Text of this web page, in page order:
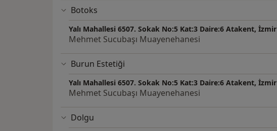
Botoks
Yalı Mahallesi 6507. Sokak No:5 Kat:3 Daire:6 Atakent, İzmir
Mehmet Sucubaşı Muayenehanesi
Burun Estetiği
Yalı Mahallesi 6507. Sokak No:5 Kat:3 Daire:6 Atakent, İzmir
Mehmet Sucubaşı Muayenehanesi
Dolgu